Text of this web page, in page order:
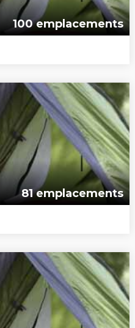
100 emplacements
81 emplacements